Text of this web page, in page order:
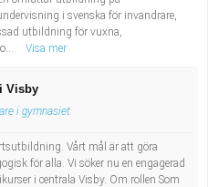
i svenska för invandrare,
utbildning för vuxna,
Visa mer
Visby
i gymnasiet
Vårt mål är att göra
för alla. Vi söker nu en engagerad
i centrala Visby. Om rollen Som